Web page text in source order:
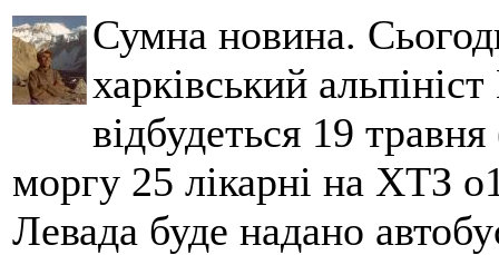
Сумна новина.
харківський
відбудеться 19
моргу 25 лікарні на ХТЗ
Левада буде надано